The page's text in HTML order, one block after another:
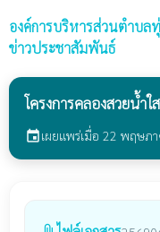
องค์การบริหารส่วนตำบล
ข่าวประชาสัมพันธ์
โครงการคลองสวยน้ำ
eventเผยแพร่เมื่อ 22 พฤษภ